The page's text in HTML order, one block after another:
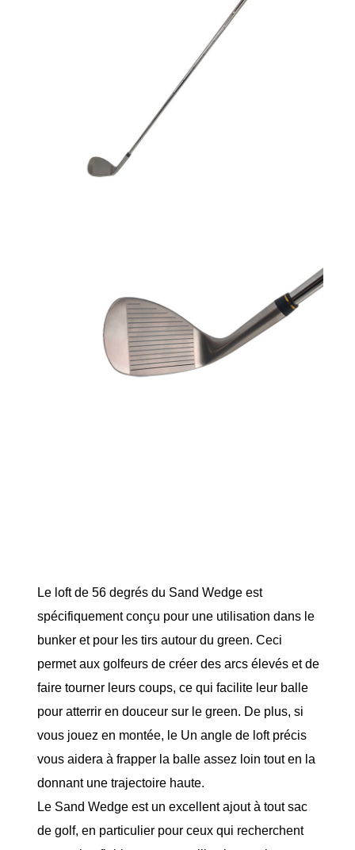
Le loft de 56 degrés du Sand Wedge est
spécifiquement conçu pour une utilisation dans le
bunker et pour les tirs autour du green. Ceci
permet aux golfeurs de créer des arcs élevés et de
faire tourner leurs coups, ce qui facilite leur balle
pour atterrir en douceur sur le green. De plus, si
vous jouez en montée, le Un angle de loft précis
vous aidera à frapper la balle assez loin tout en la
donnant une trajectoire haute.
Le Sand Wedge est un excellent ajout à tout sac
de golf, en particulier pour ceux qui recherchent